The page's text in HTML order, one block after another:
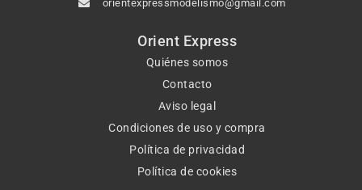
orientexpressmodelismo@gmail.com
Orient Express
Quiénes somos
Contacto
Aviso legal
Condiciones de uso y compra
Política de privacidad
Política de cookies